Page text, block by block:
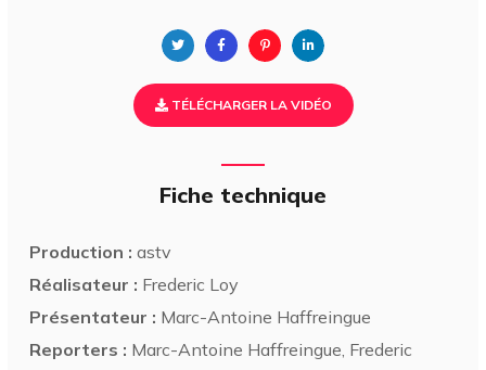
TÉLÉCHARGER LA VIDÉO
Fiche technique
Production : astv
Réalisateur : Frederic Loy
Présentateur : Marc-Antoine Haffreingue
Reporters : Marc-Antoine Haffreingue, Frederic